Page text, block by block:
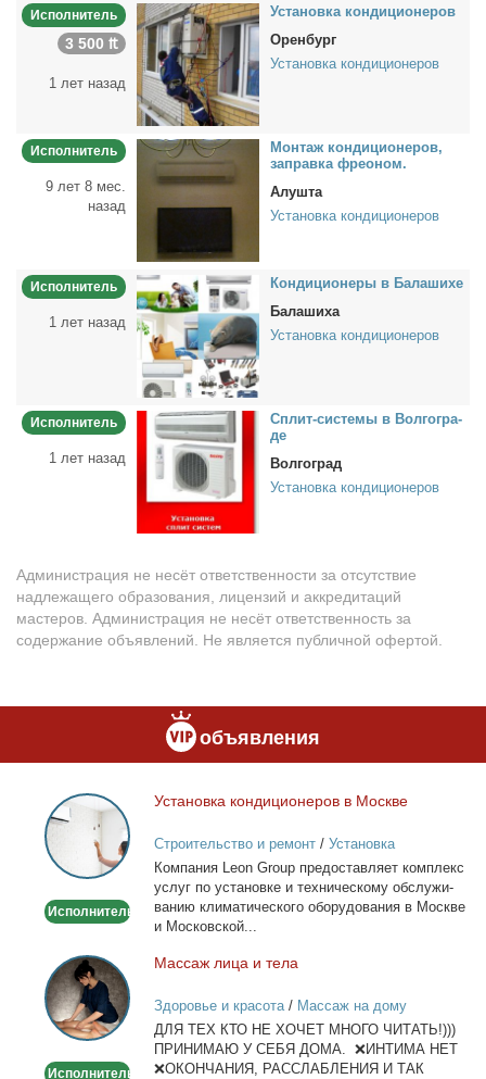
Исполнитель
3 500 ₶
1 лет назад
Уста­нов­ка кон­ди­ци­о­не­ров
Оренбург
Установка кондиционеров
Исполнитель
9 лет 8 мес.
назад
Мон­таж кон­ди­ци­о­не­ров,
за­прав­ка фре­о­ном.
Алушта
Установка кондиционеров
Исполнитель
1 лет назад
Кон­ди­ци­о­не­ры в Ба­ла­ши­хе
Балашиха
Установка кондиционеров
Исполнитель
1 лет назад
Сплит-си­сте­мы в Вол­го­гра­
де
Волгоград
Установка кондиционеров
Администрация не несёт ответственности за отсутствие
надлежащего образования, лицензий и аккредитаций
мастеров. Администрация не несёт ответственность за
содержание объявлений. Не является публичной офертой.
объявления
Установка
кондиционеров
в
Москве
Исполнитель
Уста­нов­ка кон­ди­ци­о­не­ров в Москве
Строительство и ремонт/ Установка
кондиционеров
Ком­па­ния Leon Group предо­став­ля­ет ком­плекс
услуг по уста­нов­ке и тех­ни­че­ско­му об­слу­жи­
ва­нию кли­ма­ти­че­ско­го обо­ру­до­ва­ния в Москве
и Мос­ков­ской...
Массаж
лица
и
тела
Исполнитель
Мас­саж ли­ца и те­ла
Здоровье и красота/ Массаж на дому
ДЛЯ ТЕХ КТО НЕ ХОЧЕТ МНОГО ЧИТАТЬ!)))
ПРИНИМАЮ У СЕБЯ ДОМА. ❌ИНТИМА НЕТ
❌ОКОНЧАНИЯ, РАССЛАБЛЕНИЯ И ТАК